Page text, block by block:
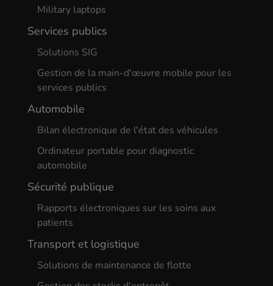
Military laptops
Services publics
Solutions SIG
Gestion de la main-d'œuvre mobile pour les
services publics
Automobile
Bilan électronique de l'état des véhicules
Ordinateur portable pour diagnostic
automobile
Sécurité publique
Rapports électroniques sur les soins aux
patients
Transport et logistique
Solutions de maintenance de flotte